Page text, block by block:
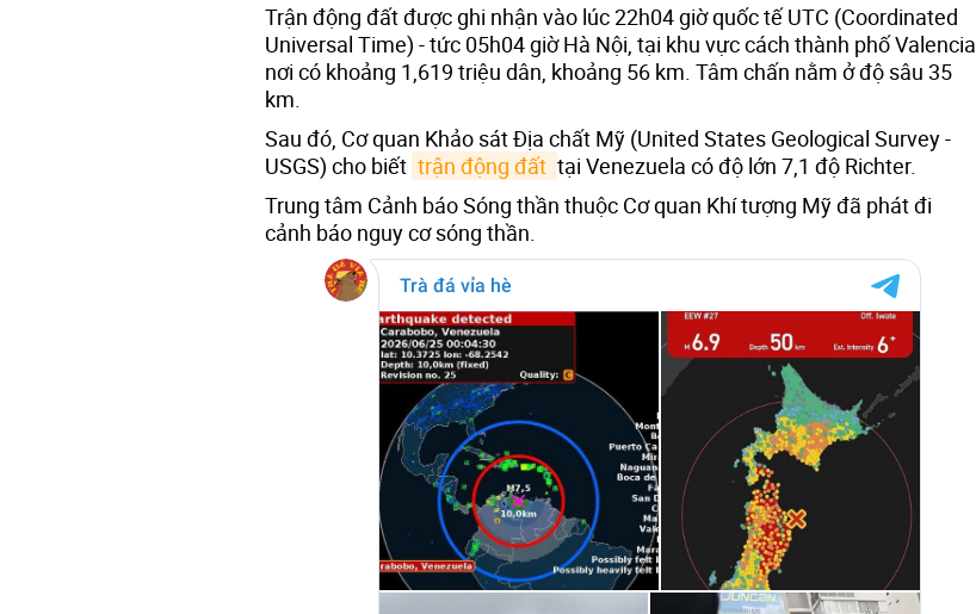
Trận động đất được ghi nhận vào lúc 22h04 giờ quốc tế UTC (Coordinated
Universal Time) - tức 05h04 giờ Hà Nội, tại khu vực cách thành phố Valencia,
nơi có khoảng 1,619 triệu dân, khoảng 56 km. Tâm chấn nằm ở độ sâu 35
km.
Sau đó, Cơ quan Khảo sát Địa chất Mỹ (United States Geological Survey -
USGS) cho biết trận động đất tại Venezuela có độ lớn 7,1 độ Richter.
Trung tâm Cảnh báo Sóng thần thuộc Cơ quan Khí tượng Mỹ đã phát đi
cảnh báo nguy cơ sóng thần.